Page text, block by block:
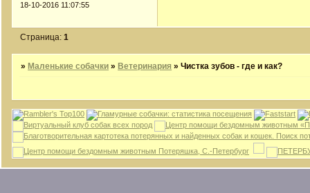
18-10-2016 11:07:55
Страница:1
» Маленькие собачки » Ветеринария »Чистка зубов - где и как?